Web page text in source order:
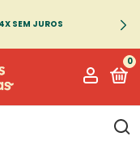
SEM JUROS
0